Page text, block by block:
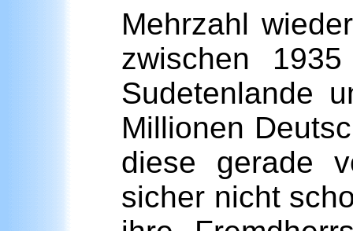
Mehrzahl
zwischen
Sudetenlande
Millionen
diese gerade
sicher nicht